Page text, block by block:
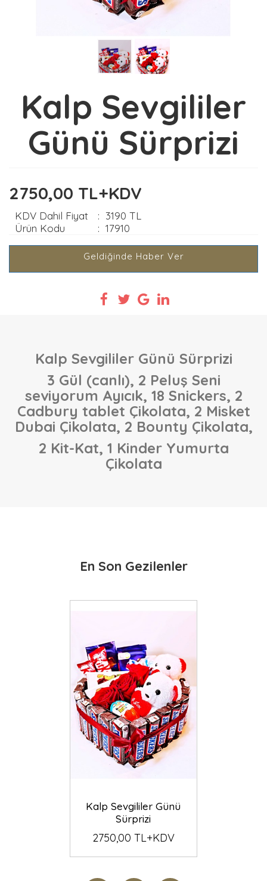
Kalp Sevgililer
Günü Sürprizi
2750,00 TL+KDV
KDV Dahil Fiyat : 3190 TL
Ürün Kodu
: 17910
Geldiğinde Haber Ver
Kalp Sevgililer Günü Sürprizi
3 Gül (canlı), 2 Peluş Seni
seviyorum Ayıcık, 18 Snickers, 2
Cadbury tablet Çikolata, 2 Misket
Dubai Çikolata, 2 Bounty Çikolata,
2 Kit-Kat, 1 Kinder Yumurta
Çikolata
En Son Gezilenler
Kalp Sevgililer Günü
Sürprizi
2750,00 TL+KDV